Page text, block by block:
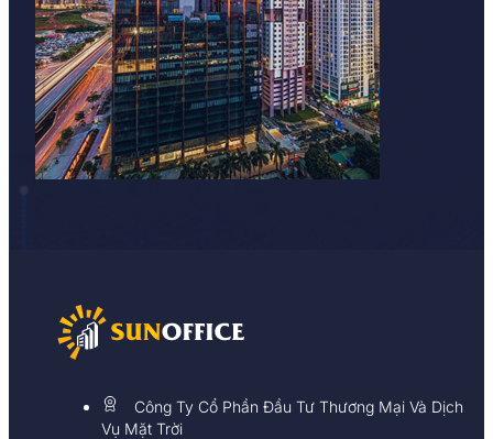
Công Ty Cổ Phần Đầu Tư Thương Mại Và Dịch
Vụ Mặt Trời